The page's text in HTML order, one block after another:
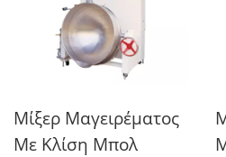
Μίξερ Μαγειρέματος
Με Κλίση Μπολ